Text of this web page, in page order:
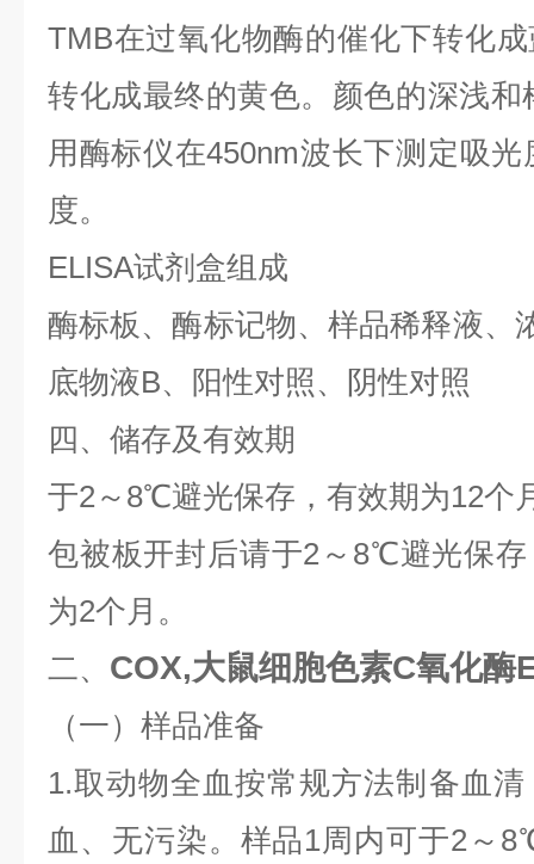
TMB在过氧化物酶的催化下转化
转化成最终的黄色。颜色的深浅
用酶标仪在450nm波长下测定吸
度。
ELISA试剂盒组成
酶标板、酶标记物、样品稀释液、
底物液B、阳性对照、阴性对照
四、储存及有效期
于2～8℃避光保存，有效期为12个
包被板开封后请于2～8℃避光保
为2个月。
二、 COX,大鼠细胞色素C氧化酶
（一）样品准备
1.取动物全血按常规方法制备血
血、无污染。样品1周内可于2～